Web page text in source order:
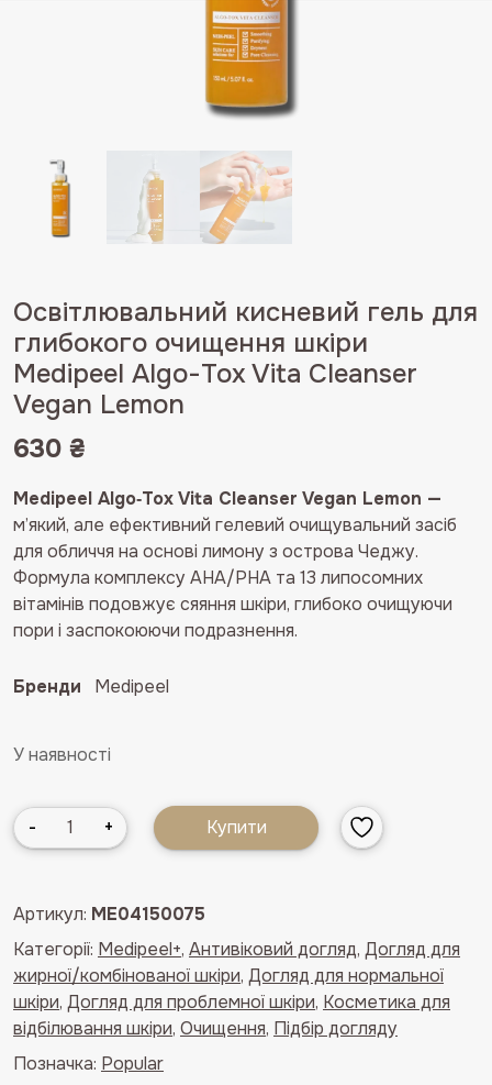
Освітлювальний кисневий гель для
глибокого очищення шкіри
Medipeel Algo-Tox Vita Cleanser
Vegan Lemon
630 ₴
Medipeel Algo‑Tox Vita Cleanser Vegan Lemon —
м’який, але ефективний гелевий очищувальний засіб
для обличчя на основі лимону з острова Чеджу.
Формула комплексу AHA/PHA та 13 липосомних
вітамінів подовжує сяяння шкіри, глибоко очищуючи
пори і заспокоюючи подразнення.
Бренди Medipeel
У наявності
Освітлювальний
кисневий
глибокого
очищення
шкіри
Medipeel
Algo-
Tox
- + Купити
Артикул: ME04150075
Категорії: Medipeel+, Антивіковий догляд, Догляд для
жирної/комбінованої шкіри, Догляд для нормальної
шкіри, Догляд для проблемної шкіри, Косметика для
відбілювання шкіри, Очищення, Підбір догляду
Позначка: Popular